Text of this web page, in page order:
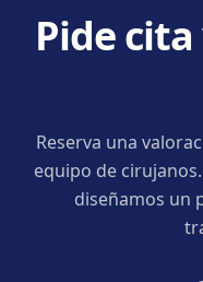
Pide
Reserva una
equipo de
diseñamos un